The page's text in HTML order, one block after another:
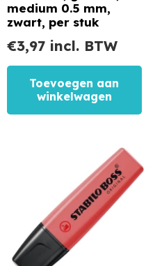
medium 0.5 mm,
zwart, per stuk
€3,97 incl. BTW
Toevoegen aan
winkelwagen